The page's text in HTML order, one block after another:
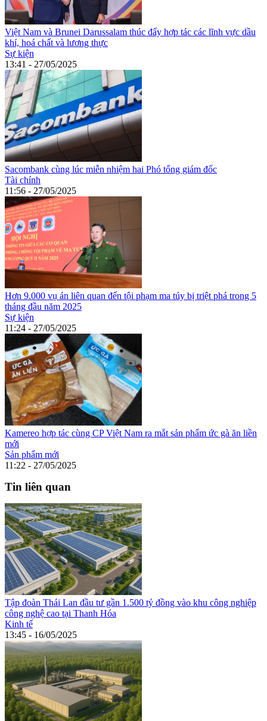
Việt Nam và Brunei Darussalam thúc đẩy hợp tác các lĩnh vực dầu
khí, hoá chất và lương thực
Sự kiện
13:41 - 27/05/2025
Sacombank cùng lúc miễn nhiệm hai Phó tổng giám đốc
Tài chính
11:56 - 27/05/2025
Hơn 9.000 vụ án liên quan đến tội phạm ma túy bị triệt phá trong 5
tháng đầu năm 2025
Sự kiện
11:24 - 27/05/2025
Kamereo hợp tác cùng CP Việt Nam ra mắt sản phẩm ức gà ăn liền
mới
Sản phẩm mới
11:22 - 27/05/2025
Tin liên quan
Tập đoàn Thái Lan đầu tư gần 1.500 tỷ đồng vào khu công nghiệp
công nghệ cao tại Thanh Hóa
Kinh tế
13:45 - 16/05/2025